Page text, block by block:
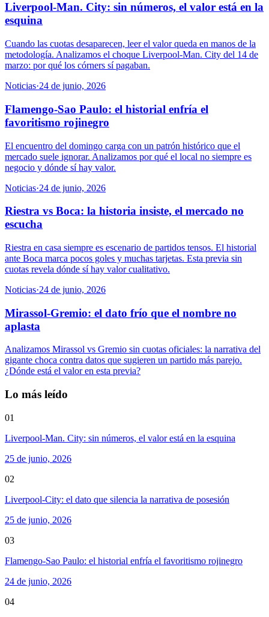
Liverpool-Man. City: sin números, el valor está en la
esquina
Cuando las cuotas desaparecen, leer el valor queda en manos de la
metodología. Analizamos el choque Liverpool-Man. City del 14 de
marzo: por qué los córners sí pagaban.
Noticias·24 de junio, 2026
Flamengo-Sao Paulo: el historial enfría el
favoritismo rojinegro
El encuentro del domingo carga con un patrón histórico que el
mercado suele ignorar. Analizamos por qué el local no siempre es
negocio y dónde sí hay valor.
Noticias·24 de junio, 2026
Riestra vs Boca: la historia insiste, el mercado no
escucha
Riestra en casa siempre es escenario de partidos tensos. El historial
ante Boca marca pocos goles y muchas tarjetas. Esta previa sin
cuotas revela dónde sí hay valor cualitativo.
Noticias·24 de junio, 2026
Mirassol-Gremio: el dato frío que el nombre no
aplasta
Analizamos Mirassol vs Gremio sin cuotas oficiales: la narrativa del
gigante choca contra datos que sugieren un partido más parejo.
¿Dónde está el valor en esta previa?
Lo más leído
01
Liverpool-Man. City: sin números, el valor está en la esquina
25 de junio, 2026
02
Liverpool-City: el dato que silencia la narrativa de posesión
25 de junio, 2026
03
Flamengo-Sao Paulo: el historial enfría el favoritismo rojinegro
24 de junio, 2026
04